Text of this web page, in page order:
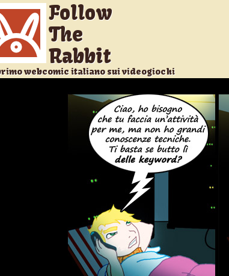
Follow
The
Rabbit
webcomic italiano sui videogiochi